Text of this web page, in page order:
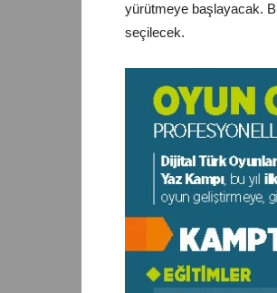
yürütmeye başlayacak.
seçilecek.